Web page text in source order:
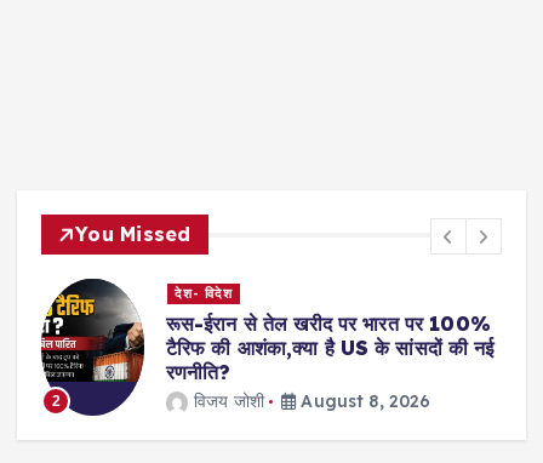
You Missed
देश- विदेश
रूस-ईरान से तेल खरीद पर भारत पर 100%
टैरिफ की आशंका,क्या है US के सांसदों की नई
रणनीति?
विजय जोशी August 8, 2026